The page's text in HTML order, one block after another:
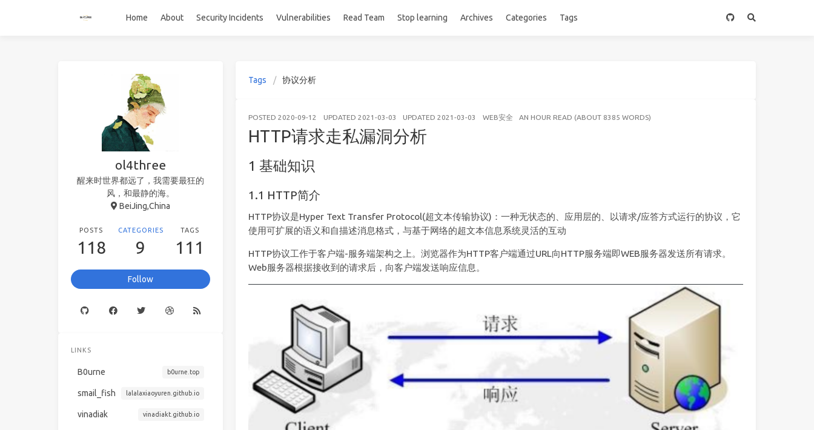
Home About Security Incidents Vulnerabilities Read Team Stop learning Archives Categories Tags
Tags 协议分析
POSTED2020-09-12 UPDATED 2021-03-03 UPDATED2021-03-03 WEB安全 AN HOUR READ (ABOUT 8385 WORDS)
HTTP请求走私漏洞分析
基础知识
HTTP简介
HTTP协议是Hyper Text Transfer Protocol(超文本传输协议)：一种无状态的、应用层的、以请求/应答方式运行的协议，它
使用可扩展的语义和自描述消息格式，与基于网络的超文本信息系统灵活的互动
HTTP协议工作于客户端-服务端架构之上。浏览器作为HTTP客户端通过URL向HTTP服务端即WEB服务器发送所有请求。
Web服务器根据接收到的请求后，向客户端发送响应信息。
ol4three
醒来时世界都远了，我需要最狂的
风，和最静的海。
BeiJing,China
POSTS
118
CATEGORIES
9
TAGS
111
Follow
LINKS
B0urne b0urne.top
smail_fish lalalaxiaoyuren.github.io
vinadiak vinadiakt.github.io